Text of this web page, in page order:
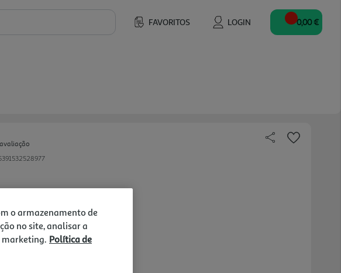
FAVORITOS LOGIN 0,00 €
from
€
o armazenamento de
no site, analisar a
marketing. Política de